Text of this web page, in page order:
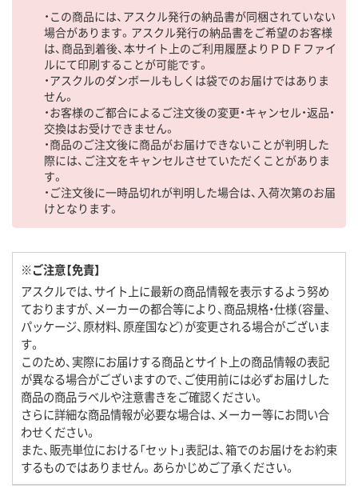
・この商品には、アスクル発行の納品書が同梱されていない
場合があります。アスクル発行の納品書をご希望のお客様
は、商品到着後、本サイト上のご利用履歴よりＰＤＦファイ
ルにて印刷することが可能です。
・アスクルのダンボールもしくは袋でのお届けではありま
せん。
・お客様のご都合によるご注文後の変更・キャンセル・返品・
交換はお受けできません。
・商品のご注文後に商品がお届けできないことが判明した
際には、ご注文をキャンセルさせていただくことがありま
す。
・ご注文後に一時品切れが判明した場合は、入荷次第のお届
けとなります。
※ご注意【免責】
アスクルでは、サイト上に最新の商品情報を表示するよう努め
ておりますが、メーカーの都合等により、商品規格・仕様（容量、
パッケージ、原材料、原産国など）が変更される場合がございま
す。
このため、実際にお届けする商品とサイト上の商品情報の表記
が異なる場合がございますので、ご使用前には必ずお届けした
商品の商品ラベルや注意書きをご確認ください。
さらに詳細な商品情報が必要な場合は、メーカー等にお問い合
わせください。
また、販売単位における「セット」表記は、箱でのお届けをお約束
するものではありません。あらかじめご了承ください。